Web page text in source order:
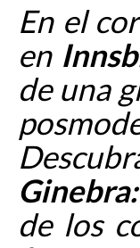
En el
en
de una
Ginebra:
de los